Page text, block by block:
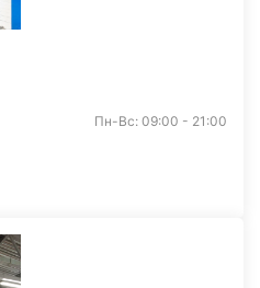
Пн-Вс: 09:00 - 21:00